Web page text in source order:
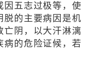
五志过极等，使
脱的主要病因是机
亡阴，以大汗淋漓
病的危险证候，若